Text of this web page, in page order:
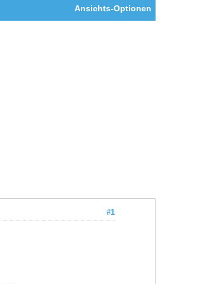
Ansichts-Optionen
#1